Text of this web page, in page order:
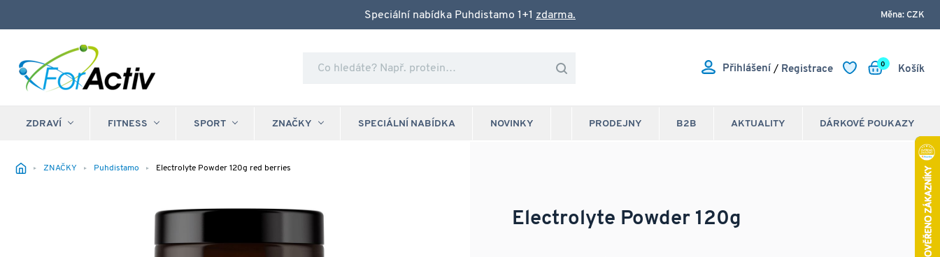
Speciální nabídka Puhdistamo 1+1 zdarma. Měna: CZK
Přihlášení / Registrace Košík
0
ZDRAVÍ FITNESS SPORT ZNAČKY SPECIÁLNÍ NABÍDKA NOVINKY DÁRKOVÉ POUKAZY
AKTUALITY
B2B
PRODEJNY
ZNAČKY Puhdistamo Electrolyte Powder 120g red berries
Electrolyte Powder 120g